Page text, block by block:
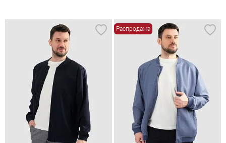
Распродажа